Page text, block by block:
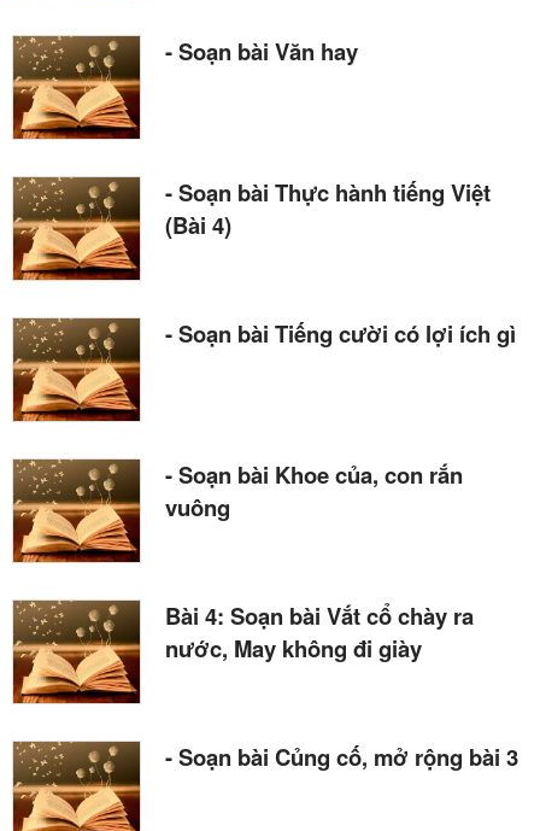
- Soạn bài Văn hay
- Soạn bài Thực hành tiếng Việt
(Bài 4)
- Soạn bài Tiếng cười có lợi ích gì
- Soạn bài Khoe của, con rắn
vuông
Bài 4: Soạn bài Vắt cổ chày ra
nước, May không đi giày
- Soạn bài Củng cố, mở rộng bài 3